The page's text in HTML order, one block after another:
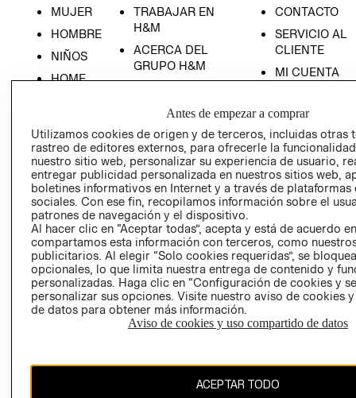
MUJER
HOMBRE
NIÑOS
HOME
TRABAJAR EN
H&M
ACERCA DEL
GRUPO H&M
RELACIÓN CON
INVERSIONISTAS
POLÍTICA
EMPRESARIAL
CONTACTO
SERVICIO AL
CLIENTE
MI CUENTA
TIENDAS
- RETIRO EN
TIENDA
TÉRMINOS Y
CONDICIONES
AVISO DE
PRIVACIDAD
GIFT CARD
AVISO DE
COOKIES
Antes de empezar a comprar
Utilizamos cookies de origen y de terceros, incluidas otras
rastreo de editores externos, para ofrecerle la
nuestro sitio web, personalizar su experiencia de usuario,
entregar publicidad personalizada en nuestros sitios web,
boletines informativos en Internet y a través de plataformas
sociales. Con ese fin, recopilamos información sobre el
patrones de navegación y el dispositivo.
Al hacer clic en “Aceptar todas”, acepta y está de acuerdo
compartamos esta información con terceros, como
publicitarios. Al elegir “Solo cookies requeridas”, se
opcionales, lo que limita nuestra entrega de contenido y
personalizadas. Haga clic en “Configuración de cookies y
personalizar sus opciones. Visite nuestro aviso de cookies
de datos para obtener más información.
Aviso de cookies y uso compartido de datos
ACEPTAR TODO